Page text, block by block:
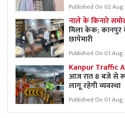
Published On 02 Aug
नाले के किनारे
मिला केक; कानपुर
छापेमारी
Published On 01 Aug
Kanpur Traffic
आज रात 8 बजे से
लागू रहेगी व्यवस्था
Published On 01